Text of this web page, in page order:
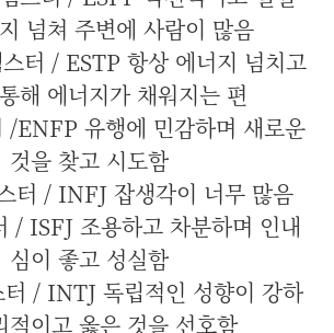
넘쳐 주변에 사람이 많음
터 / ESTP 항상 에너지 넘치고
해 에너지가 채워지는 편
/ENFP 유행에 민감하며 새로운
것을 찾고 시도함
터 / INFJ 잡생각이 너무 많음
/ ISFJ 조용하고 차분하며 인내
심이 좋고 성실함
/ INTJ 독립적인 성향이 강하
적이고 옳은 것을 선호함